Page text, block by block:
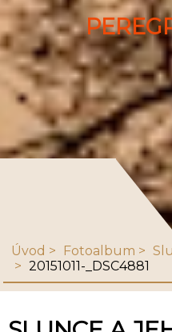
Úvod Fotoalbum
20151011-_DSC4881